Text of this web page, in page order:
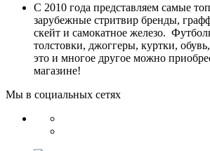
С 2010 года представляем самые
зарубежные стритвир бренды,
скейт и самокатное железо.
толстовки, джоггеры, куртки,
это и многое другое можно
магазине!
Мы в социальных сетях